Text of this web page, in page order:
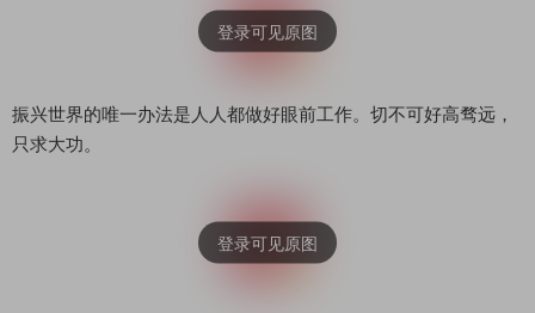
振兴世界的唯一办法是人人都做好眼前工作。切不可好高骛远，
只求大功。